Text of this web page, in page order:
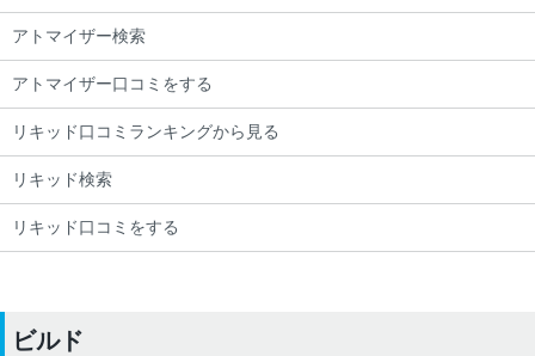
アトマイザー検索
アトマイザー口コミをする
リキッド口コミランキングから見る
リキッド検索
リキッド口コミをする
ビルド